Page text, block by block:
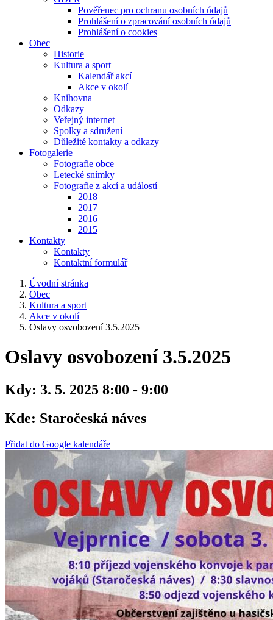
Pověřenec pro ochranu osobních údajů
Prohlášení o zpracování osobních údajů
Prohlášení o cookies
Obec
Historie
Kultura a sport
Kalendář akcí
Akce v okolí
Knihovna
Odkazy
Veřejný internet
Spolky a sdružení
Důležité kontakty a odkazy
Fotogalerie
Fotografie obce
Letecké snímky
Fotografie z akcí a událostí
2018
2017
2016
2015
Kontakty
Kontakty
Kontaktní formulář
Úvodní stránka
Obec
Kultura a sport
Akce v okolí
Oslavy osvobození 3.5.2025
Oslavy osvobození 3.5.2025
Kdy: 3. 5. 2025 8:00 - 9:00
Kde: Staročeská náves
Přidat do Google kalendáře